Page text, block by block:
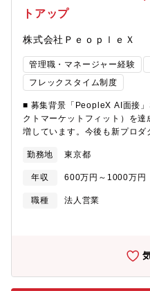
ゴールではないため、採用成
あるので０ベースで1人で考え
文言のチェックなど各種サポ
定や打ち手の精度の高さもも
をする顧客は現場の店長やSV
スが大半で、多忙な上に採用
多いため、いつまでに何をし
いけないのかといったきめ細
で次の打ち手を考え、回して
営業としてのスキル・経験値
修や先輩への同行や必要な情
ます。【「x:eee」「アルバイ
アルバイト採用の煩雑な業務
人媒体への発注が最速1分で完
人サービスの「アルバイトネ
ポジションの魅力】・企業の
トアップ
株式会社ＰｅｏｐｌｅＸ
管理職・マネージャー経験
フレックスタイム制度
■ 募集背景「PeopleX AI面接
クトマーケットフィット）を
増しています。今後も新プロ
が急務となっており、組織を
詳細な業務内容大手企業（数
ダクトやSaaS「PeopleWork
せた総合的なソリューション
ントプランの策定および長期
進・契約締結後のフォローア
案・市場動向・競合調査に基
するツール・セールスツール
勤務地 東京都
年収 600万円～1000万円
職種
法人営業